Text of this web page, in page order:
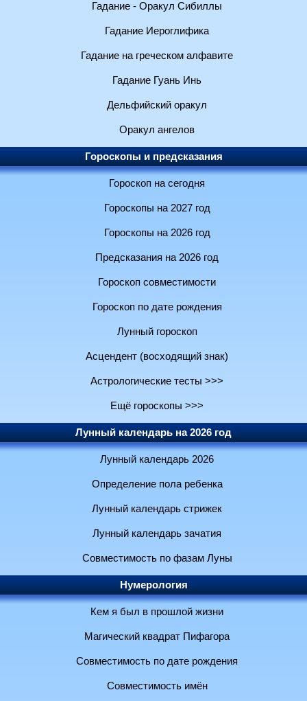
Гадание - Оракул Сибиллы
Гадание Иероглифика
Гадание на греческом алфавите
Гадание Гуань Инь
Дельфийский оракул
Оракул ангелов
Гороскопы и предсказания
Гороскоп на сегодня
Гороскопы на 2027 год
Гороскопы на 2026 год
Предсказания на 2026 год
Гороскоп совместимости
Гороскоп по дате рождения
Лунный гороскоп
Асцендент (восходящий знак)
Астрологические тесты >>>
Ещё гороскопы >>>
Лунный календарь на 2026 год
Лунный календарь 2026
Определение пола ребенка
Лунный календарь стрижек
Лунный календарь зачатия
Совместимость по фазам Луны
Нумерология
Кем я был в прошлой жизни
Магический квадрат Пифагора
Совместимость по дате рождения
Совместимость имён